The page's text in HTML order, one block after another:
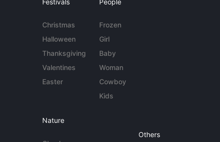
Festivals
Christmas
Halloween
Thanksgiving
Valentines
Easter
People
Frozen
Girl
Baby
Woman
Cowboy
Kids
Nature
Others